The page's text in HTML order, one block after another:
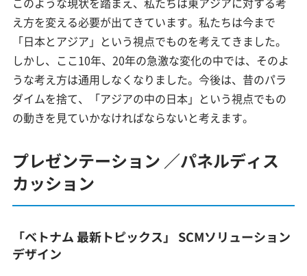
え方を変える必要が出てきています。私たちは今まで
「日本とアジア」という視点でものを考えてきました。
しかし、ここ10年、20年の急激な変化の中では、そのよ
うな考え方は通用しなくなりました。今後は、昔のパラ
ダイムを捨て、「アジアの中の日本」という視点でもの
の動きを見ていかなければならないと考えます。
プレゼンテーション ／パネルディス
カッション
「ベトナム 最新トピックス」 SCMソリューション
デザイン